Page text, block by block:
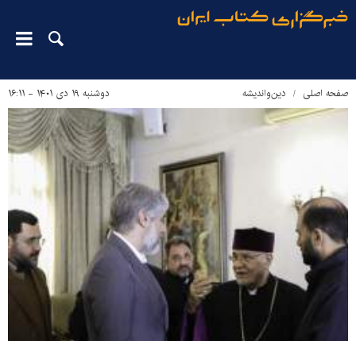
صفحه اصلی دین‌واندیشه دوشنبه ۱۹ دی ۱۴۰۱ - ۱۶:۱۱